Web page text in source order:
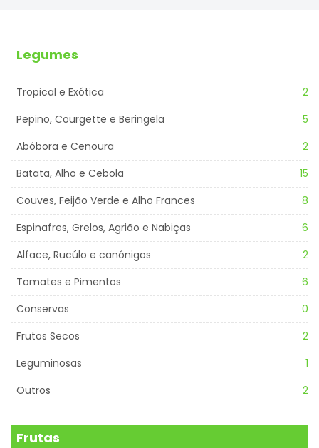
Legumes
Tropical e Exótica
2
Pepino, Courgette e Beringela
5
Abóbora e Cenoura
2
Batata, Alho e Cebola
15
Couves, Feijão Verde e Alho Frances
8
Espinafres, Grelos, Agrião e Nabiças
6
Alface, Rucúlo e canónigos
2
Tomates e Pimentos
6
Conservas
0
Frutos Secos
2
Leguminosas
1
Outros
2
Frutas